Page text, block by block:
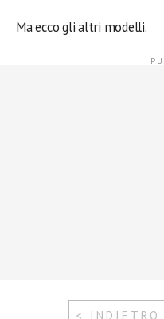
Ma ecco gli altri modelli.
< INDIETRO